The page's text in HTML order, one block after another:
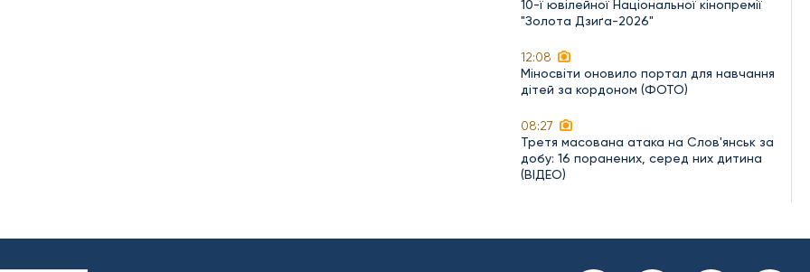
10-ї ювілейної Національної кінопремії
"Золота Дзиґа-2026"
12:08
Міносвіти оновило портал для навчання
дітей за кордоном (ФОТО)
08:27
Третя масована атака на Слов'янськ за
добу: 16 поранених, серед них дитина
(ВІДЕО)